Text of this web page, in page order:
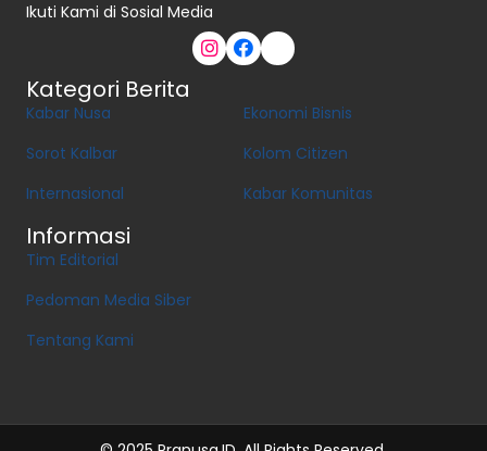
Ikuti Kami di Sosial Media
Kategori Berita
Kabar Nusa
Sorot Kalbar
Internasional
Ekonomi Bisnis
Kolom Citizen
Kabar Komunitas
Informasi
Tim Editorial
Pedoman Media Siber
Tentang Kami